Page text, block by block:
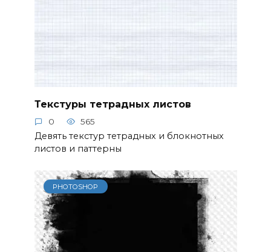
Текстуры тетрадных листов
0 565
Девять текстур тетрадных и блокнотных
листов и паттерны
PHOTOSHOP